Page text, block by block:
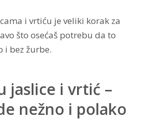
i vrtiću je veliki korak za
što osećaš potrebu da to
i bez žurbe.
jaslice i vrtić –
nežno i polako